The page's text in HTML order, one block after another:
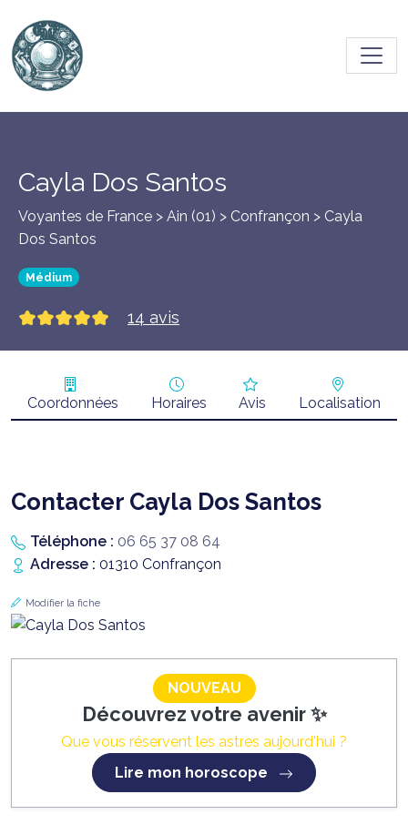
Cayla Dos Santos
Voyantes de France > Ain (01) > Confrançon > Cayla
Dos Santos
Médium
14 avis
Coordonnées Horaires Avis Localisation
Contacter Cayla Dos Santos
Téléphone : 06 65 37 08 64
Adresse : 01310 Confrançon
Modifier la fiche
NOUVEAU
Découvrez votre avenir ✨
Que vous réservent les astres aujourd'hui ?
Lire mon horoscope